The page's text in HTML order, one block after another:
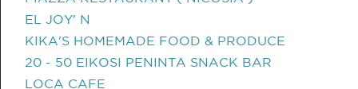
EL JOY' N
KIKA'S HOMEMADE FOOD & PRODUCE
20 - 50 EIKOSI PENINTA SNACK BAR
LOCA CAFE